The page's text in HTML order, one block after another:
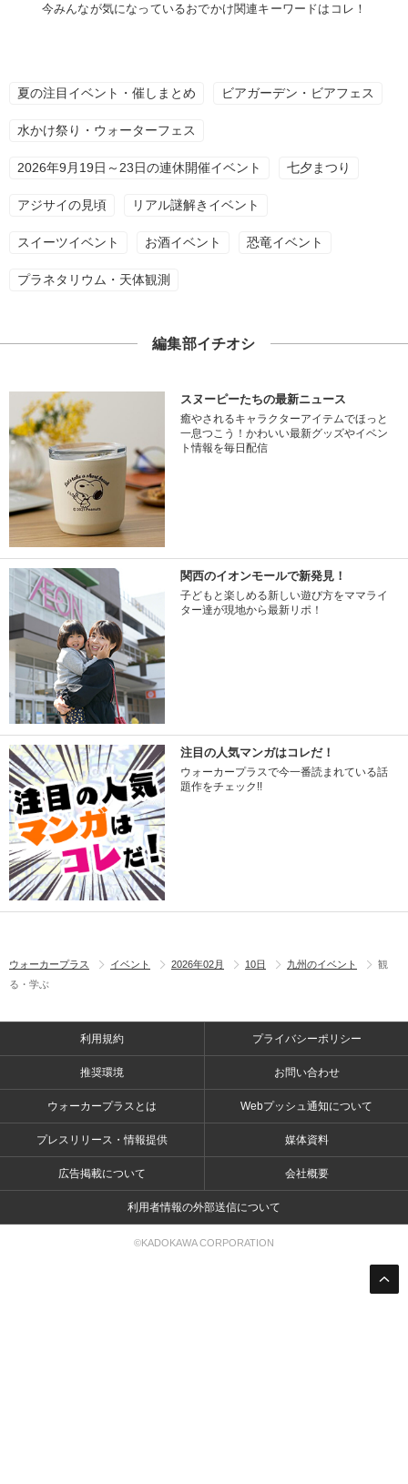
今みんなが気になっているおでかけ関連キーワードはコレ！
夏の注目イベント・催しまとめ ビアガーデン・ビアフェス
水かけ祭り・ウォーターフェス
2026年9月19日～23日の連休開催イベント 七夕まつり
アジサイの見頃 リアル謎解きイベント
スイーツイベント お酒イベント 恐竜イベント
プラネタリウム・天体観測
編集部イチオシ
スヌーピーたちの最新ニュース
癒やされるキャラクターアイテムでほっと
一息つこう！かわいい最新グッズやイベン
ト情報を毎日配信
関西のイオンモールで新発見！
子どもと楽しめる新しい遊び方をママライ
ター達が現地から最新リポ！
注目の人気マンガはコレだ！
ウォーカープラスで今一番読まれている話
題作をチェック!!
ウォーカープラス イベント 2026年02月 10日 九州のイベント
観
る・学ぶ
利用規約 プライバシーポリシー
推奨環境 お問い合わせ
ウォーカープラスとは Webプッシュ通知について
プレスリリース・情報提供 媒体資料
広告掲載について 会社概要
利用者情報の外部送信について
©KADOKAWA CORPORATION